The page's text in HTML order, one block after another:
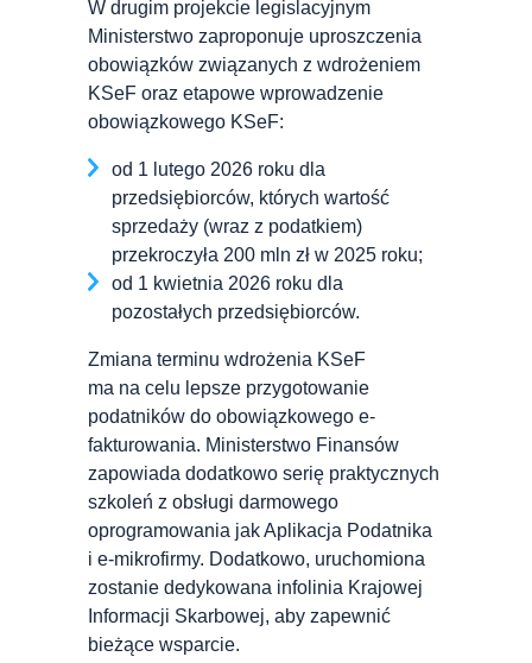
W drugim projekcie legislacyjnym
Ministerstwo zaproponuje uproszczenia
obowiązków związanych z wdrożeniem
KSeF oraz etapowe wprowadzenie
obowiązkowego KSeF:
od 1 lutego 2026 roku dla
przedsiębiorców, których wartość
sprzedaży (wraz z podatkiem)
przekroczyła 200 mln zł w 2025 roku;
od 1 kwietnia 2026 roku dla
pozostałych przedsiębiorców.
Zmiana terminu wdrożenia KSeF
ma na celu lepsze przygotowanie
podatników do obowiązkowego e-
fakturowania. Ministerstwo Finansów
zapowiada dodatkowo serię praktycznych
szkoleń z obsługi darmowego
oprogramowania jak Aplikacja Podatnika
i e-mikrofirmy. Dodatkowo, uruchomiona
zostanie dedykowana infolinia Krajowej
Informacji Skarbowej, aby zapewnić
bieżące wsparcie.